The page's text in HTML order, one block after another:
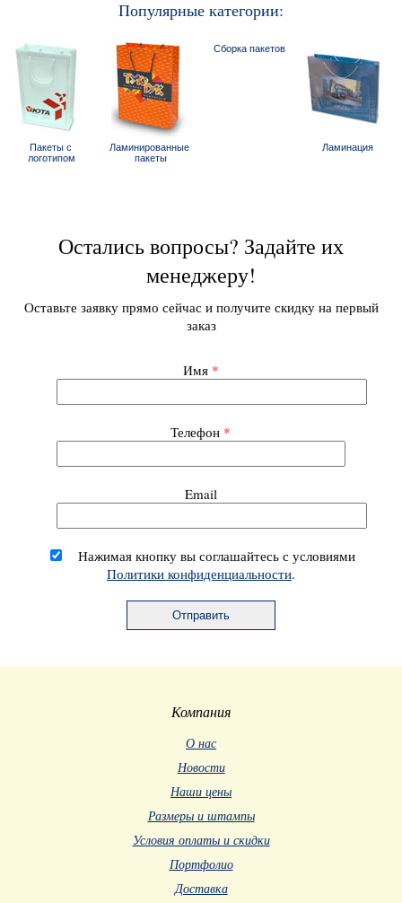
Популярные категории:
Пакеты с
логотипом
Ламинированные
пакеты
Сборка пакетов
Ламинация
Остались вопросы? Задайте их
менеджеру!
Оставьте заявку прямо сейчас и получите скидку на первый
заказ
Имя *
Телефон *
Email
Нажимая кнопку вы соглашайтесь с условиями
Политики конфиденциальности.
Компания
О нас
Новости
Наши цены
Размеры и штампы
Условия оплаты и скидки
Портфолио
Доставка